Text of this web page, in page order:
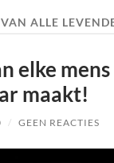
ALLE
elke mens
maakt!
/ GEEN REACTIES